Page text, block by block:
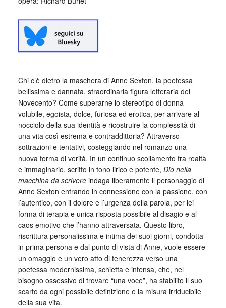
Chi c’è dietro la maschera di Anne Sexton, la poetessa
bellissima e dannata, straordinaria figura letteraria del
Novecento? Come superarne lo stereotipo di donna
volubile, egoista, dolce, furiosa ed erotica, per arrivare al
nocciolo della sua identità e ricostruire la complessità di
una vita così estrema e contraddittoria? Attraverso
sottrazioni e tentativi, costeggiando nel romanzo una
nuova forma di verità. In un continuo scollamento fra realtà
e immaginario, scritto in tono lirico e potente, Dio nella
macchina da scrivereindaga liberamente il personaggio di
Anne Sexton entrando in connessione con la passione, con
l’autentico, con il dolore e l’urgenza della parola, per lei
forma di terapia e unica risposta possibile al disagio e al
caos emotivo che l’hanno attraversata. Questo libro,
riscrittura personalissima e intima dei suoi giorni, condotta
in prima persona e dal punto di vista di Anne, vuole essere
un omaggio e un vero atto di tenerezza verso una
poetessa modernissima, schietta e intensa, che, nel
bisogno ossessivo di trovare “una voce”, ha stabilito il suo
scarto da ogni possibile definizione e la misura irriducibile
della sua vita.